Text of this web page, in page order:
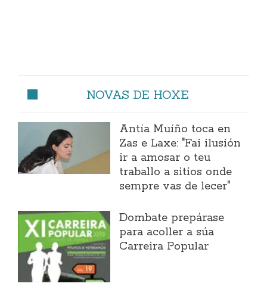
NOVAS DE HOXE
Antía Muíño toca en
Zas e Laxe: "Fai ilusión
ir a amosar o teu
traballo a sitios onde
sempre vas de lecer"
Dombate prepárase
para acoller a súa
Carreira Popular